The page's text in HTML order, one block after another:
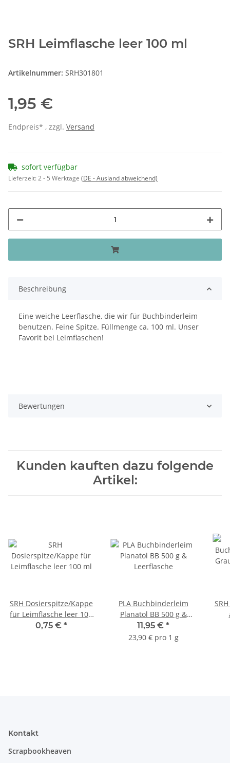
SRH Leimflasche leer 100 ml
Artikelnummer: SRH301801
1,95 €
Endpreis* , zzgl. Versand
sofort verfügbar
Lieferzeit:2 - 5 Werktage (DE - Ausland abweichend)
Beschreibung
Eine weiche Leerflasche, die wir für Buchbinderleim
benutzen. Feine Spitze. Füllmenge ca. 100 ml. Unser
Favorit bei Leimflaschen!
Bewertungen
Kunden kauften dazu folgende
Artikel:
SRH Dosierspitze/Kappe
für Leimflasche leer 100
ml
0,75 € *
PLA Buchbinderleim
Planatol BB 500 g &
Leerflasche
11,95 € *
23,90 € pro 1 g
Kontakt
Scrapbookheaven